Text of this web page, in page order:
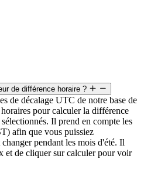
de différence horaire ?
de décalage UTC de notre base de
pour calculer la différence
Il prend en compte les
afin que vous puissiez
pendant les mois d'été. Il
et de cliquer sur calculer pour voir